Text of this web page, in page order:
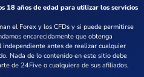
18 años de edad para utilizar los servicios
el Forex y los CFDs y si puede permitirse
encarecidamente que obtenga
antes de realizar cualquier
Nada de lo contenido en este sitio debe
de 24Five o cualquiera de sus afiliados,